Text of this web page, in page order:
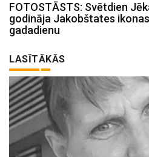
FOTOSTĀSTS: Svētdien
godināja Jakobštates
gadadienu
LASĪTĀKĀS